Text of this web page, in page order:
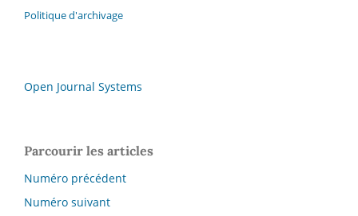
Politique d'archivage
Open Journal Systems
Parcourir les articles
Numéro précédent
Numéro suivant